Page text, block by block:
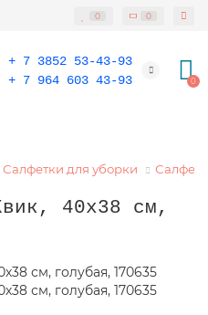
0 0
+ 7 3852 53-43-93
+ 7 964 603 43-93
0
Салфетки для уборки
40х38 см,